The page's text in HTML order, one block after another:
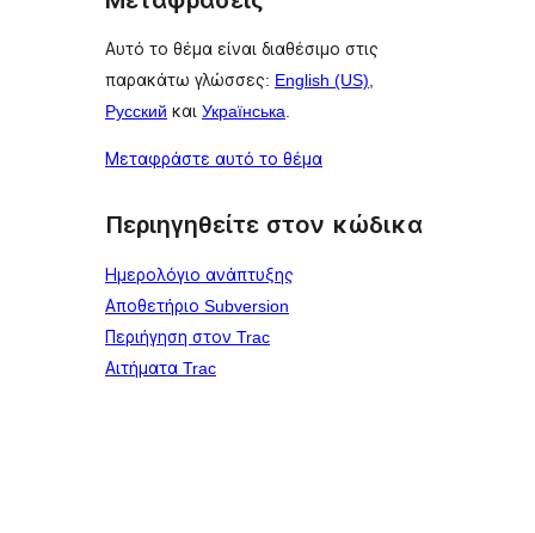
Αυτό το θέμα είναι διαθέσιμο στις
παρακάτω γλώσσες: English (US),
Русский και Українська.
Μεταφράστε αυτό το θέμα
Περιηγηθείτε στον κώδικα
Ημερολόγιο ανάπτυξης
Αποθετήριο Subversion
Περιήγηση στον Trac
Αιτήματα Trac